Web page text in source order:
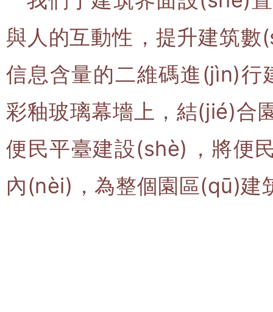
與人的互動性，提升建筑
信息含量的二維碼進(jìn)行
彩釉玻璃幕墻上，結(jié)合
便民平臺建設(shè)，
內(nèi)，為整個園區(qū)建